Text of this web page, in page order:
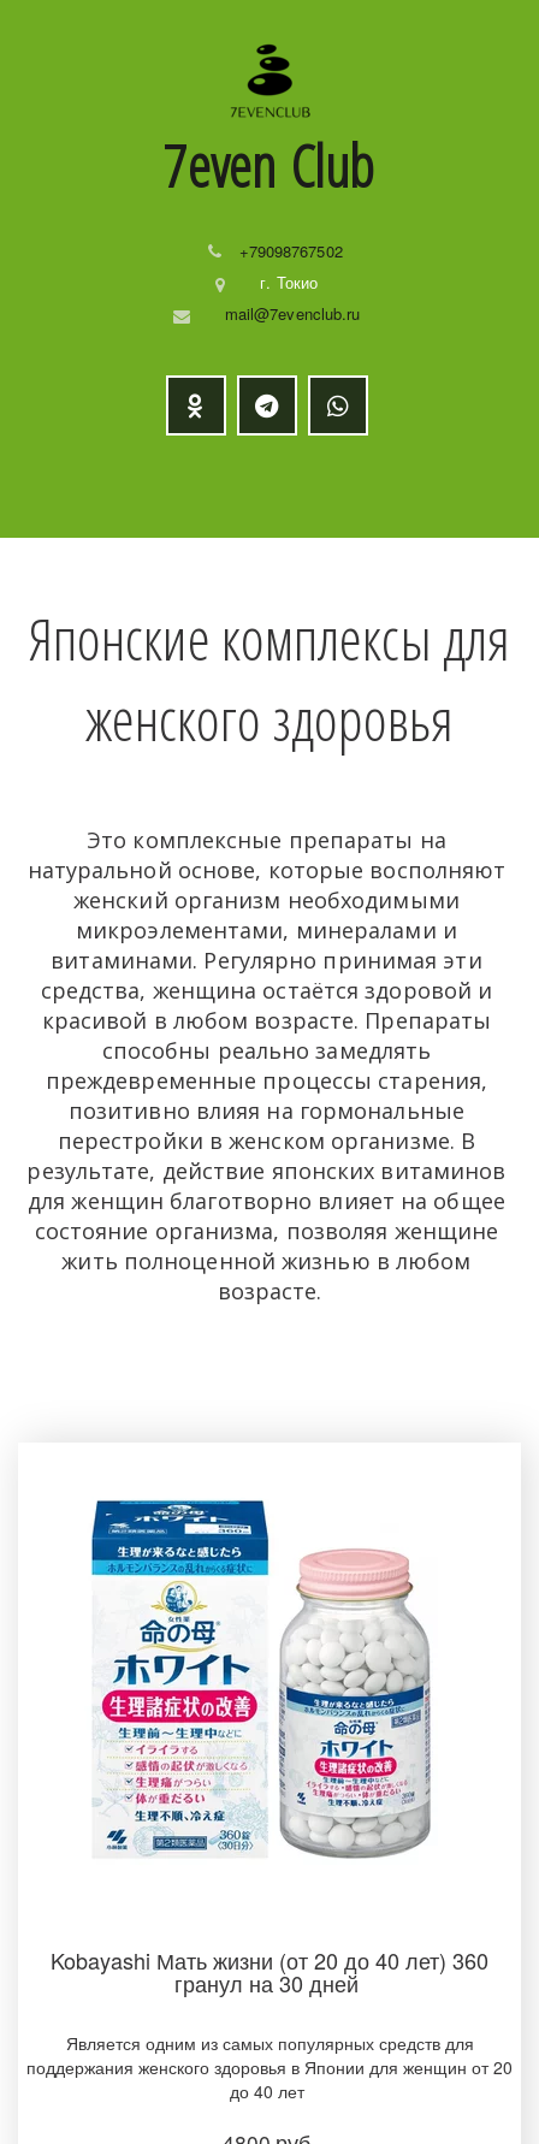
7even Club
+79098767502
г. Токио
mail@7evenclub.ru
Японские комплексы для
женского здоровья
Это комплексные препараты на
натуральной основе, которые восполняют
женский организм необходимыми
микроэлементами, минералами и
витаминами. Регулярно принимая эти
средства, женщина остаётся здоровой и
красивой в любом возрасте. Препараты
способны реально замедлять
преждевременные процессы старения,
позитивно влияя на гормональные
перестройки в женском организме. В
результате, действие японских витаминов
для женщин благотворно влияет на общее
состояние организма, позволяя женщине
жить полноценной жизнью в любом
возрасте.
Kobayashi Мать жизни (от 20 до 40 лет) 360
гранул на 30 дней
Является одним из самых популярных средств для
поддержания женского здоровья в Японии для женщин от 20
до 40 лет